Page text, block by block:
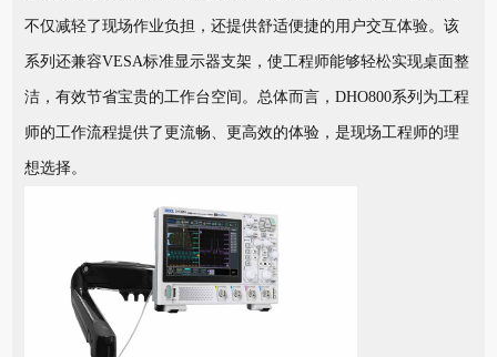
不仅减轻了现场作业负担，还提供舒适便捷的用户交互体验。该
系列还兼容VESA标准显示器支架，使工程师能够轻松实现桌面整
洁，有效节省宝贵的工作台空间。总体而言，DHO800系列为工程
师的工作流程提供了更流畅、更高效的体验，是现场工程师的理
想选择。